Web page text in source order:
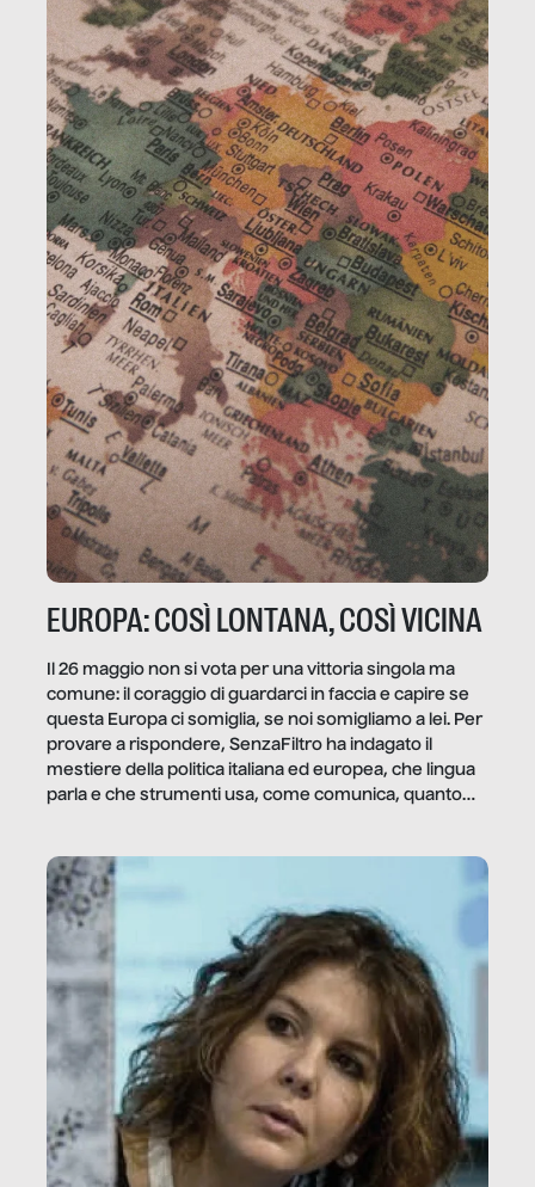
EUROPA: COSÌ LONTANA, COSÌ VICINA
Il 26 maggio non si vota per una vittoria singola ma
comune: il coraggio di guardarci in faccia e capire se
questa Europa ci somiglia, se noi somigliamo a lei. Per
provare a rispondere, SenzaFiltro ha indagato il
mestiere della politica italiana ed europea, che lingua
parla e che strumenti usa, come comunica, quanto